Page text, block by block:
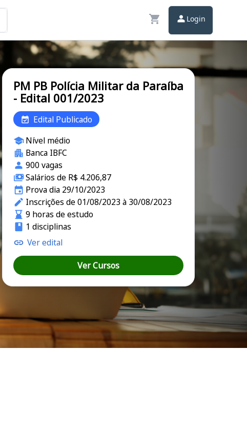
Login
PM PB Polícia Militar da Paraíba
- Edital 001/2023
Edital Publicado
Nível médio
Banca IBFC
900 vagas
Salários de R$ 4.206,87
Prova dia 29/10/2023
Inscrições de 01/08/2023 à 30/08/2023
9 horas de estudo
1 disciplinas
Ver edital
Ver Cursos